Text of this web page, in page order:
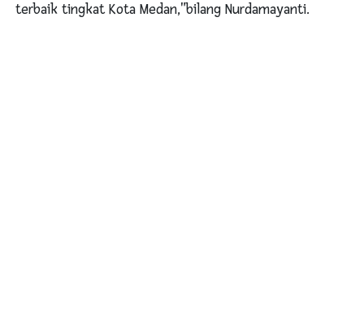
terbaik tingkat Kota Medan,"bilang Nurdamayanti.